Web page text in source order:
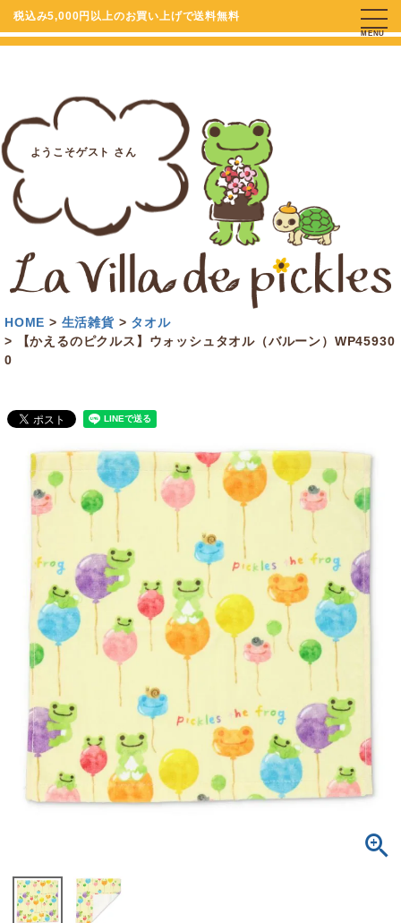
税込み5,000円以上のお買い上げで送料無料
ようこそゲスト さん
MENU
HOME 生活雑貨
タオル
【かえるのピクルス】ウォッシュタオル（バルーン）WP45930
0